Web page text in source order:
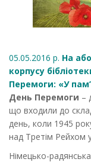
05.05.2016 р. На
корпусу
Перемоги: «У
День Перемоги –
що входили до
день, коли 1945
над Третім Рейхом у
Німецько-